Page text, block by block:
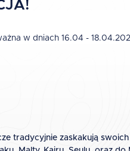
w dniach 16.04 -
tradycyjnie zaskakują